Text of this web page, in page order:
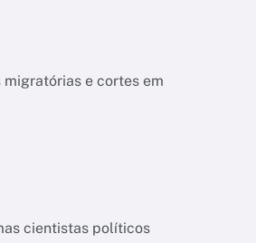
e cortes em
cientistas políticos